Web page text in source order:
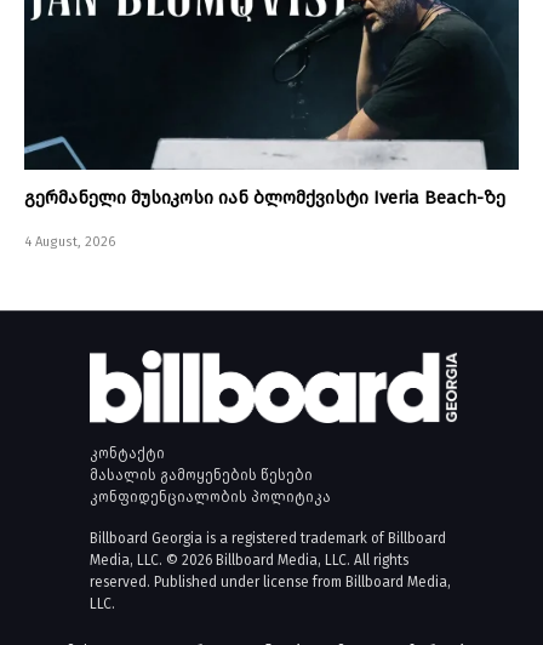
გერმანელი მუსიკოსი იან ბლომქვისტი Iveria Beach-ზე
4 August, 2026
კონტაქტი
მასალის გამოყენების წესები
კონფიდენციალობის პოლიტიკა
Billboard Georgia is a registered trademark of Billboard
Media, LLC. © 2026 Billboard Media, LLC. All rights
reserved. Published under license from Billboard Media,
LLC.